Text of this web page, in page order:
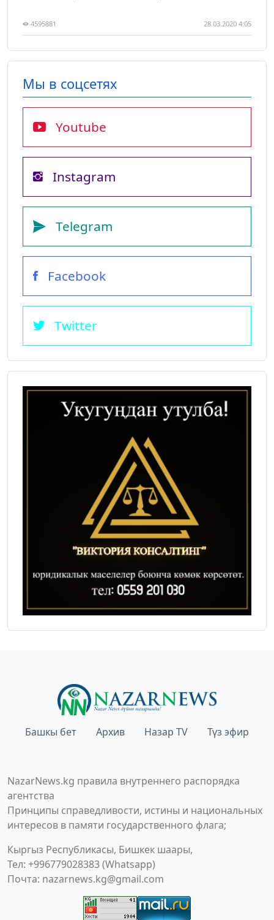
4595881 28.03.2020 4:05
Мы в соцсетях
Youtube
Instagram
Telegram
Facebook
Twitter
Башкы бет Архив Назар TV Түз эфир
NazarNews.kg правила внутреннего распорядка
агентства
Принципы справедливости, истины и национальных
интересов в памяти государственного флага;
Кыргыз Республикасы, Бишкек шаары,
Тел: +996779028383 (Whatsapp)
Почта: nazarnews.kg@gmail.com